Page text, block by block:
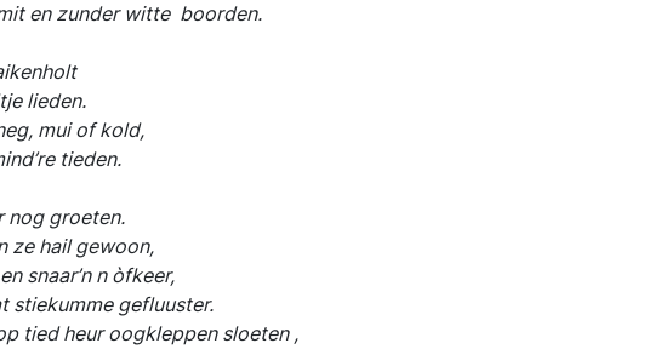
zunder witte boorden.
lieden.
mui of kold,
tieden.
groeten.
hail gewoon,
n òfkeer,
gefluuster.
op tied heur oogkleppen sloeten ,